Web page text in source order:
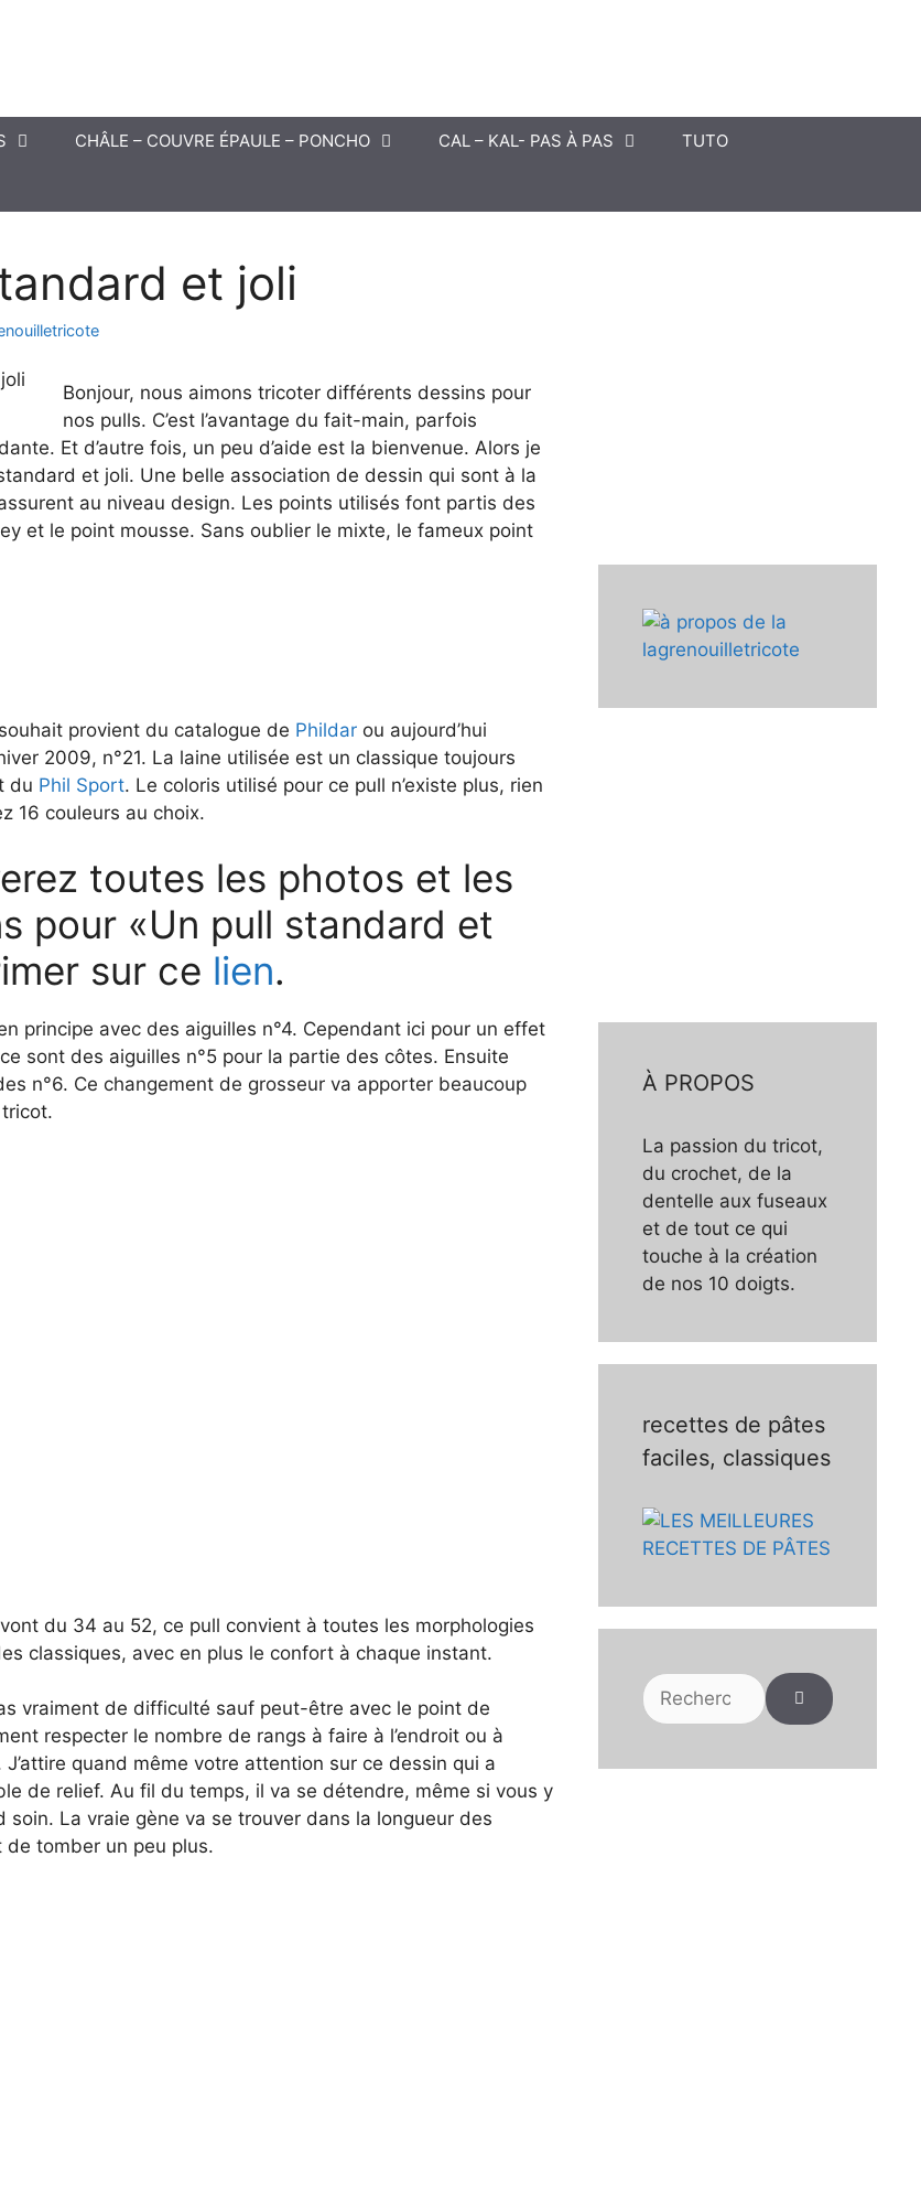
CHÂLE – COUVRE ÉPAULE – PONCHO CAL – KAL- PAS À PAS TUTO
et joli
Bonjour, nous aimons tricoter différents dessins pour
nos pulls. C’est l’avantage du fait-main, parfois
Et d’autre fois, un peu d’aide est la bienvenue. Alors je
et joli. Une belle association de dessin qui sont à la
au niveau design. Les points utilisés font partis des
et le point mousse. Sans oublier le mixte, le fameux point
provient du catalogue de Phildarou aujourd’hui
2009, n°21. La laine utilisée est un classique toujours
du Phil Sport. Le coloris utilisé pour ce pull n’existe plus, rien
16 couleurs au choix.
toutes les photos et les
pour «Un pull standard et
sur ce lien.
principe avec des aiguilles n°4. Cependant ici pour un effet
sont des aiguilles n°5 pour la partie des côtes. Ensuite
n°6. Ce changement de grosseur va apporter beaucoup
du 34 au 52, ce pull convient à toutes les morphologies
classiques, avec en plus le confort à chaque instant.
vraiment de difficulté sauf peut-être avec le point de
respecter le nombre de rangs à faire à l’endroit ou à
J’attire quand même votre attention sur ce dessin qui a
de relief. Au fil du temps, il va se détendre, même si vous y
soin. La vraie gène va se trouver dans la longueur des
de tomber un peu plus.
À PROPOS
La passion du tricot,
du crochet, de la
dentelle aux fuseaux
et de tout ce qui
touche à la création
de nos 10 doigts.
recettes de pâtes
faciles, classiques
Rechercher :